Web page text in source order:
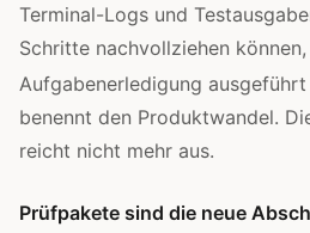
Terminal-Logs und
Schritte nachvollziehen
Aufgabenerledigung
benennt den Produktwandel.
reicht nicht mehr aus.
Prüfpakete sind die neue